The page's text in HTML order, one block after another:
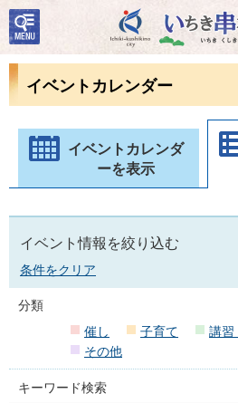
いちき串木野
検
索・
共通
ューイベントカレンダー
イベントカレンダ
ーを表示
イベント情報を絞り込む
条件をクリア
分類
催し
子育て 講習
その他
キーワード検索